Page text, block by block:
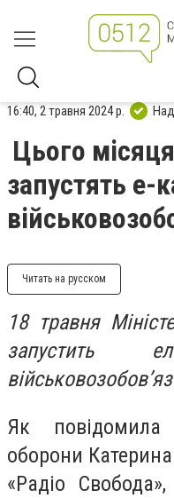
16:40, 2 травня 2024 р.
Цього
запустять е-
Читать на русском
18 травня
запустить
Як повідомила
оборони
«Радіо